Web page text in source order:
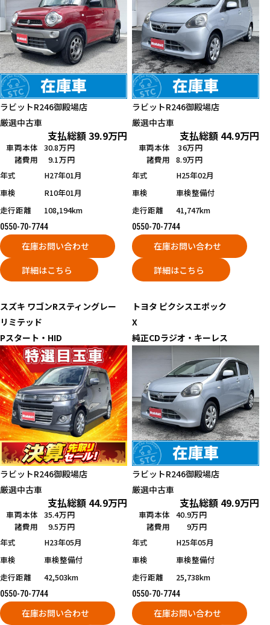
ラビットR246御殿場店
厳選中古車
支払総額39.9万円
車両本体 30.8万円
諸費用
9.1万円
年式
H27年01月
車検
R10年01月
走行距離
108,194km
0550-70-7744
在庫お問い合わせ
詳細はこちら
ラビットR246御殿場店
厳選中古車
支払総額 44.9万円
車両本体
36万円
諸費用 8.9万円
年式
H25年02月
車検
車検整備付
走行距離
41,747km
0550-70-7744
在庫お問い合わせ
詳細はこちら
スズキ ワゴンRスティングレー
リミテッド
Pスタート・HID
ラビットR246御殿場店
厳選中古車
支払総額 44.9万円
車両本体 35.4万円
諸費用
9.5万円
年式
H23年05月
車検
車検整備付
走行距離
42,503km
0550-70-7744
在庫お問い合わせ
トヨタ ピクシスエポック
X
純正CDラジオ・キーレス
ラビットR246御殿場店
厳選中古車
支払総額 49.9万円
車両本体 40.9万円
諸費用
9万円
年式
H25年05月
車検
車検整備付
走行距離
25,738km
0550-70-7744
在庫お問い合わせ